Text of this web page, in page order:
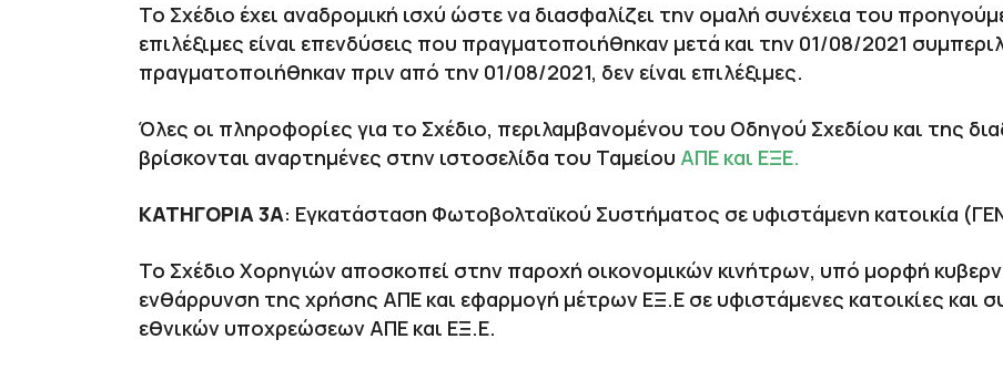
Το Σχέδιο έχει αναδρομική ισχύ ώστε να διασφαλίζει την ομαλή συνέχεια του
επιλέξιμες είναι επενδύσεις που πραγματοποιήθηκαν μετά και την 01/08/2021
πραγματοποιήθηκαν πριν από την 01/08/2021, δεν είναι επιλέξιμες.
Όλες οι πληροφορίες για το Σχέδιο, περιλαμβανομένου του Οδηγού Σχεδίου και της
βρίσκονται αναρτημένες στην ιστοσελίδα του Ταμείου ΑΠΕ και ΕΞΕ.
ΚΑΤΗΓΟΡΙΑ 3Α: Εγκατάσταση Φωτοβολταϊκού Συστήματος σε υφιστάμενη κατοικία
Το Σχέδιο Χορηγιών αποσκοπεί στην παροχή οικονομικών κινήτρων, υπό μορφή
ενθάρρυνση της χρήσης ΑΠΕ και εφαρμογή μέτρων ΕΞ.Ε σε υφιστάμενες κατοικίες και
εθνικών υποχρεώσεων ΑΠΕ και ΕΞ.Ε.